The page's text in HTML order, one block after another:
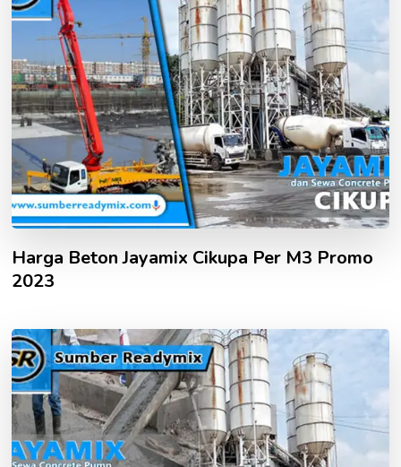
Harga Beton Jayamix Cikupa Per M3 Promo
2023